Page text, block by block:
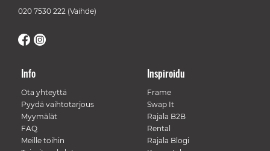
020 7530 222 (Vaihde)
Info
Ota yhteyttä
Pyydä vaihtotarjous
Myymälät
FAQ
Meille töihin
Inspiroidu
Frame
Swap It
Rajala B2B
Rental
Rajala Blogi